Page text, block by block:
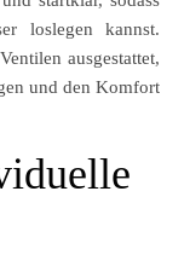
loslegen kannst.
ausgestattet,
und den Komfort